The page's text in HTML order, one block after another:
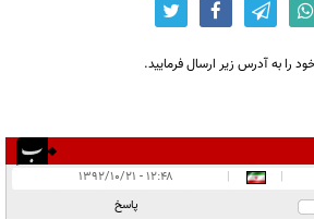
را به آدرس زیر ارسال فرمایید.
|
|
۱۲:۴۸ - ۱۳۹۲/۱۰/۲۱
پاسخ